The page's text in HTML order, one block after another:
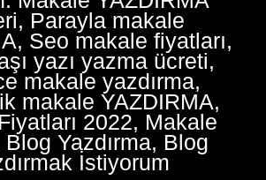
Parayla makale
Seo makale fiyatları,
yazı yazma ücreti,
makale yazdırma,
makale YAZDIRMA,
2022, Makale
Yazdırma, Blog
İstiyorum